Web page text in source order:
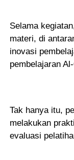
Selama
materi, di
inovasi
pembelajaran
Tak hanya itu,
melakukan
evaluasi